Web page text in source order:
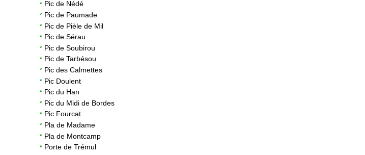
Pic de Nédé
Pic de Paumade
Pic de Pièle de Mil
Pic de Sérau
Pic de Soubirou
Pic de Tarbésou
Pic des Calmettes
Pic Doulent
Pic du Han
Pic du Midi de Bordes
Pic Fourcat
Pla de Madame
Pla de Montcamp
Porte de Trémul